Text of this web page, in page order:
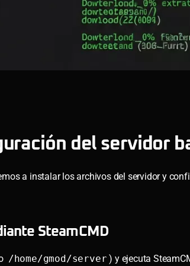
del servidor
a instalar los archivos del servidor y
SteamCMD
/home/gmod/server ) y ejecuta